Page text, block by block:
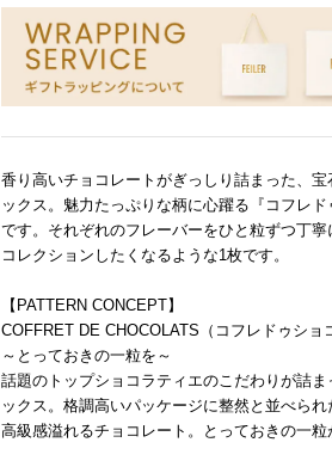
香り高いチョコレートがぎっしり詰まった、
ックス。魅力たっぷりな柄に心躍る『コフレ
です。それぞれのフレーバーをひと粒ずつ丁
コレクションしたくなるような1枚です。
【PATTERN CONCEPT】
COFFRET DE CHOCOLATS（コフレドゥショ
～とっておきの一粒を～
話題のトップショコラティエのこだわりが詰
ックス。格調高いパッケージに整然と並べら
高級感溢れるチョコレート。とっておきの一粒